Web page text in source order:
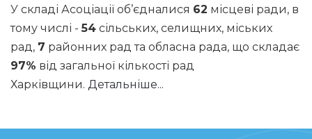
У складі Асоціації об’єдналися 62 місцеві ради, в
тому числі -54 сільських, селищних, міських
рад, 7 районних рад та обласна рада, що складає
97% від загальної кількості рад
Харківщини. Детальніше...